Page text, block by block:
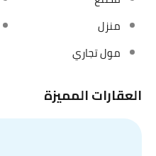
منزل
مول تجاري
العقارات المميزة